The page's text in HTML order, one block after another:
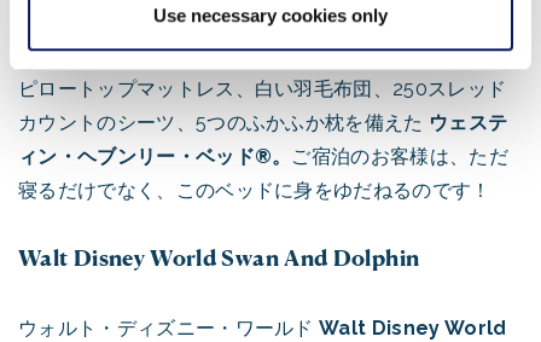
Use necessary cookies only
を提供している。一日の終わりに、洗練されたゲストル
ームとスイートは完璧な隠れ家を提供します。目玉は、
ピロートップマットレス、白い羽毛布団、250スレッド
カウントのシーツ、5つのふかふか枕を備えた ウェステ
ィン・ヘブンリー・ベッド®。 ご宿泊のお客様は、ただ
寝るだけでなく、このベッドに身をゆだねるのです！
Walt Disney World Swan And Dolphin
ウォルト・ディズニー・ワールドWalt Disney World